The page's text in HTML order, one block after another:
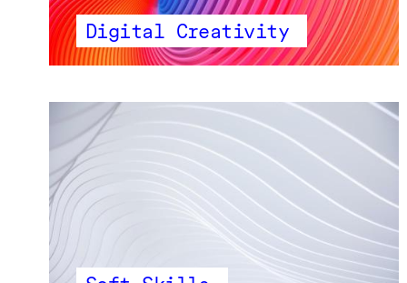
Digital Creativity